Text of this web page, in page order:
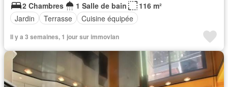
2 Chambres
1 Salle de bain
116 m²
Jardin
Terrasse Cuisine équipée
Il y a 3 semaines, 1 jour sur immovlan